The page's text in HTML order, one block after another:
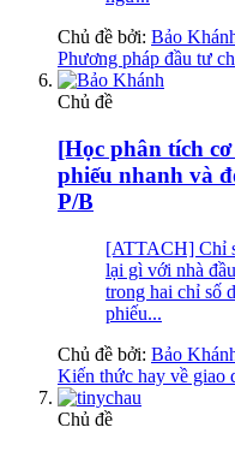
Chủ đề bởi: Bảo
Phương pháp đầu tư
Chủ đề
[Học phân tích
phiếu nhanh và
P/B
[ATTACH] Chỉ
lại gì với nhà
trong hai chỉ số
phiếu...
Chủ đề bởi: Bảo
Kiến thức hay về giao
Chủ đề